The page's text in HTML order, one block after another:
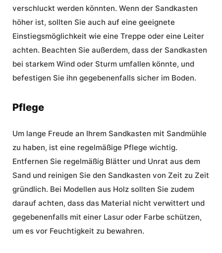
verschluckt werden könnten. Wenn der Sandkasten
höher ist, sollten Sie auch auf eine geeignete
Einstiegsmöglichkeit wie eine Treppe oder eine Leiter
achten. Beachten Sie außerdem, dass der Sandkasten
bei starkem Wind oder Sturm umfallen könnte, und
befestigen Sie ihn gegebenenfalls sicher im Boden.
Pflege
Um lange Freude an Ihrem Sandkasten mit Sandmühle
zu haben, ist eine regelmäßige Pflege wichtig.
Entfernen Sie regelmäßig Blätter und Unrat aus dem
Sand und reinigen Sie den Sandkasten von Zeit zu Zeit
gründlich. Bei Modellen aus Holz sollten Sie zudem
darauf achten, dass das Material nicht verwittert und
gegebenenfalls mit einer Lasur oder Farbe schützen,
um es vor Feuchtigkeit zu bewahren.